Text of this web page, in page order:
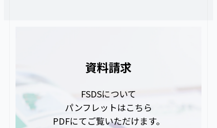
資料請求
FSDSについて
パンフレットはこちら
PDFにてご覧いただけます。